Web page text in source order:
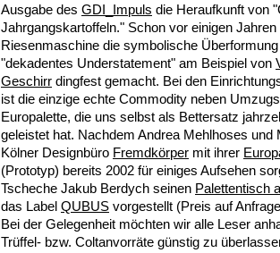
Ausgabe des GDI_Impuls die Heraufkunft von
Jahrgangskartoffeln." Schon vor einigen Jahren
Riesenmaschine die symbolische
"dekadentes Understatement" am Beispiel von
Geschirr dingfest gemacht. Bei den
ist die einzige echte Commodity neben
Europalette, die uns selbst als Bettersatz
geleistet hat. Nachdem Andrea Mehlhoses und
Kölner Designbüro Fremdkörper mit ihrer
(Prototyp) bereits 2002 für einiges Aufsehen
Tscheche Jakub Berdych seinen Palettentisch
das Label QUBUS vorgestellt (Preis auf
Bei der Gelegenheit möchten wir alle Leser
Trüffel- bzw. Coltanvorräte günstig zu